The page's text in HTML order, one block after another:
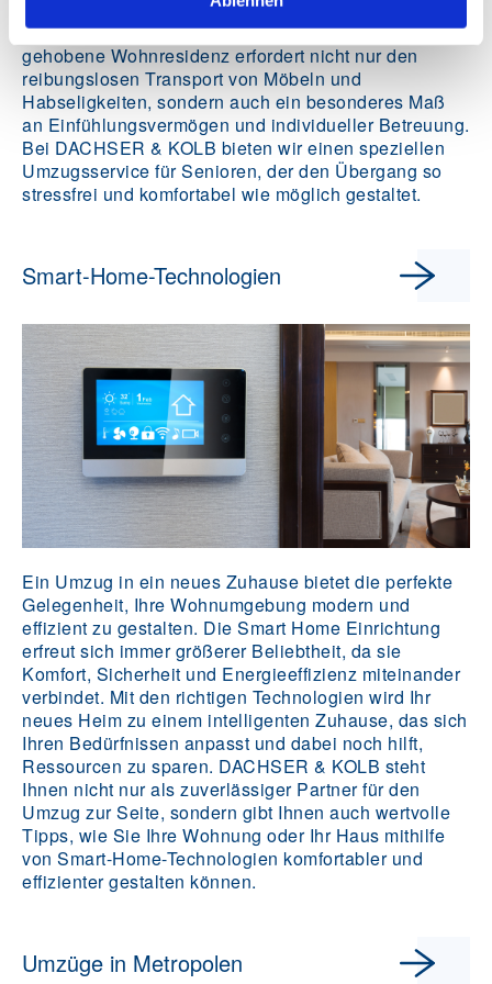
Menschen eine emotionale und körperliche
Herausforderung darstellt. Ein Seniorenumzug in eine
gehobene Wohnresidenz erfordert nicht nur den
reibungslosen Transport von Möbeln und
Habseligkeiten, sondern auch ein besonderes Maß
an Einfühlungsvermögen und individueller Betreuung.
Bei DACHSER & KOLB bieten wir einen speziellen
Umzugsservice für Senioren, der den Übergang so
stressfrei und komfortabel wie möglich gestaltet.
Smart-Home-Technologien
Ein Umzug in ein neues Zuhause bietet die perfekte
Gelegenheit, Ihre Wohnumgebung modern und
effizient zu gestalten. Die Smart Home Einrichtung
erfreut sich immer größerer Beliebtheit, da sie
Komfort, Sicherheit und Energieeffizienz miteinander
verbindet. Mit den richtigen Technologien wird Ihr
neues Heim zu einem intelligenten Zuhause, das sich
Ihren Bedürfnissen anpasst und dabei noch hilft,
Ressourcen zu sparen. DACHSER & KOLB steht
Ihnen nicht nur als zuverlässiger Partner für den
Umzug zur Seite, sondern gibt Ihnen auch wertvolle
Tipps, wie Sie Ihre Wohnung oder Ihr Haus mithilfe
von Smart-Home-Technologien komfortabler und
effizienter gestalten können.
Umzüge in Metropolen